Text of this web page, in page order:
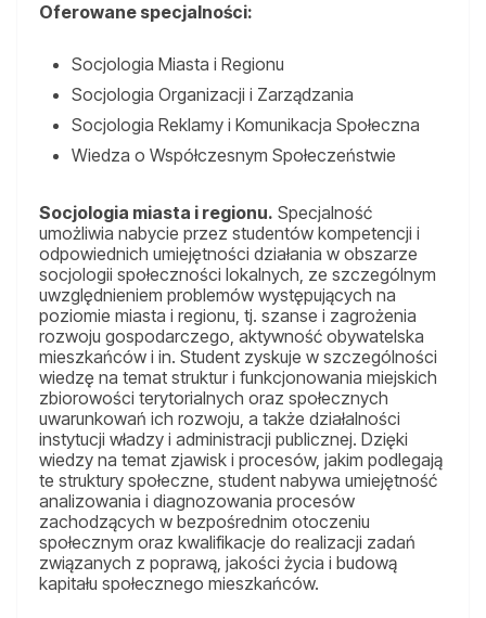
Oferowane specjalności:
Socjologia Miasta i Regionu
Socjologia Organizacji i Zarządzania
Socjologia Reklamy i Komunikacja Społeczna
Wiedza o Współczesnym Społeczeństwie
Socjologia miasta i regionu. Specjalność
umożliwia nabycie przez studentów kompetencji i
odpowiednich umiejętności działania w obszarze
socjologii społeczności lokalnych, ze szczególnym
uwzględnieniem problemów występujących na
poziomie miasta i regionu, tj. szanse i zagrożenia
rozwoju gospodarczego, aktywność obywatelska
mieszkańców i in. Student zyskuje w szczególności
wiedzę na temat struktur i funkcjonowania miejskich
zbiorowości terytorialnych oraz społecznych
uwarunkowań ich rozwoju, a także działalności
instytucji władzy i administracji publicznej. Dzięki
wiedzy na temat zjawisk i procesów, jakim podlegają
te struktury społeczne, student nabywa umiejętność
analizowania i diagnozowania procesów
zachodzących w bezpośrednim otoczeniu
społecznym oraz kwalifikacje do realizacji zadań
związanych z poprawą, jakości życia i budową
kapitału społecznego mieszkańców.